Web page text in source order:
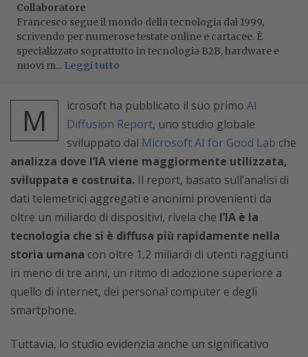
Collaboratore
Francesco segue il mondo della tecnologia dal 1999,
scrivendo per numerose testate online e cartacee. È
specializzato soprattutto in tecnologia B2B, hardware e
nuovi m... Leggi tutto
M icrosoft ha pubblicato il suo primo AI
Diffusion Report, uno studio globale
sviluppato dal Microsoft AI for Good Lab che
analizza dove l’IA viene maggiormente utilizzata,
sviluppata e costruita. Il report, basato sull’analisi di
dati telemetrici aggregati e anonimi provenienti da
oltre un miliardo di dispositivi, rivela che l’IA è la
tecnologia che si è diffusa più rapidamente nella
storia umana con oltre 1,2 miliardi di utenti raggiunti
in meno di tre anni, un ritmo di adozione superiore a
quello di internet, dei personal computer e degli
smartphone.
Tuttavia, lo studio evidenzia anche un significativo